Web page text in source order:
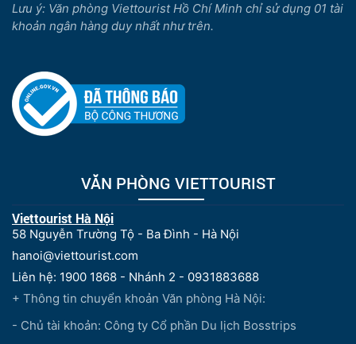
Lưu ý: Văn phòng Viettourist Hồ Chí Minh chỉ sử dụng 01 tài
khoản ngân hàng duy nhất như trên.
VĂN PHÒNG VIETTOURIST
Viettourist Hà Nội
58 Nguyễn Trường Tộ - Ba Đình - Hà Nội
hanoi@viettourist.com
Liên hệ: 1900 1868 - Nhánh 2 - 0931883688
+ Thông tin chuyển khoản Văn phòng Hà Nội:
- Chủ tài khoản: Công ty Cổ phần Du lịch Bosstrips